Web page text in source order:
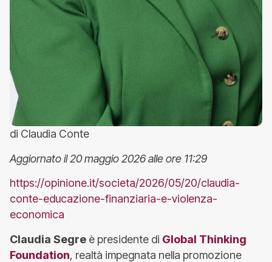
di Claudia Conte
Aggiornato il 20 maggio 2026 alle ore 11:29
https://opinione.it/societa/2026/05/20/claudia-
conte-educazione-finanziaria-e-violenza-
economica
Claudia Segre è presidente di Global Thinking
Foundation, realtà impegnata nella promozione